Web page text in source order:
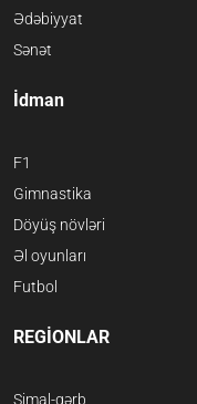
Ədəbiyyat
Sənət
İdman
F1
Gimnastika
Döyüş növləri
Əl oyunları
Futbol
REGİONLAR
Şimal-qərb